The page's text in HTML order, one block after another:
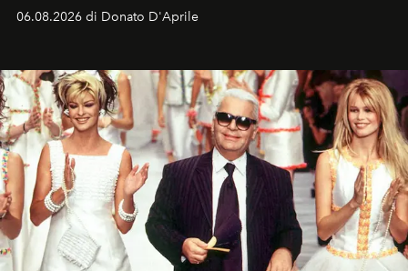
06.08.2026 di Donato D'Aprile